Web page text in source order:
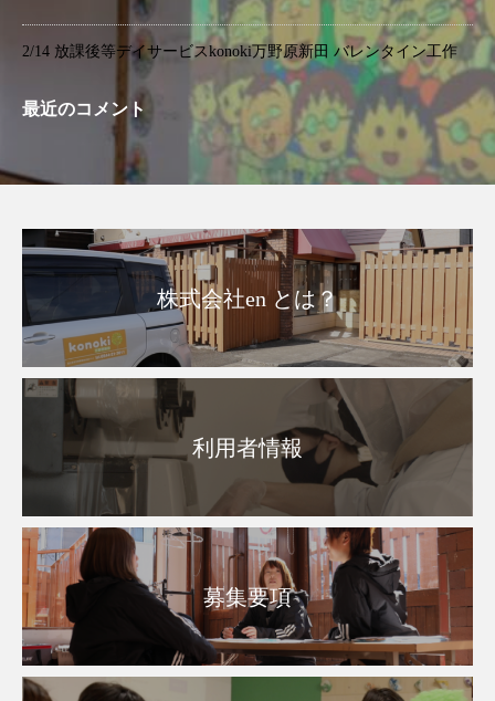
2/14 放課後等デイサービスkonoki万野原新田 バレンタイン工作
最近のコメント
株式会社en とは？
利用者情報
募集要項